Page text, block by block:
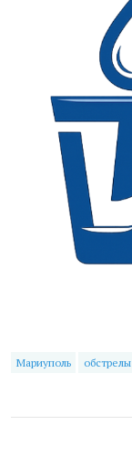
Мариуполь обстрелы